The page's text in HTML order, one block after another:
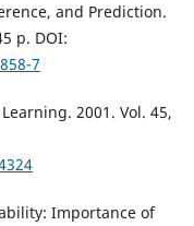
and Prediction.
p. DOI:
7
2001. Vol. 45,
Importance of